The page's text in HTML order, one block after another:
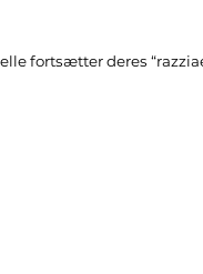
fortsætter deres